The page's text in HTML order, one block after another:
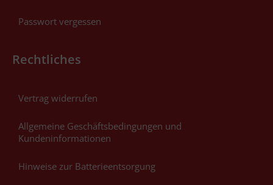
Passwort vergessen
Rechtliches
Vertrag widerrufen
Allgemeine Geschäftsbedingungen und
Kundeninformationen
Hinweise zur Batterieentsorgung